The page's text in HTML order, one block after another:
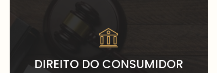
DIREITO DO CONSUMIDOR